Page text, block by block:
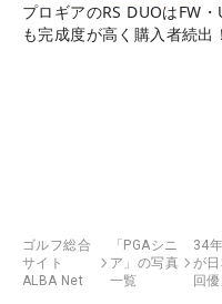
プロギアのRS DUOはFW・
も完成度が高く購入者続出！
ゴルフ総合
サイト
ALBA Net
「PGAシニ
ア」の写真
一覧
34
が
回